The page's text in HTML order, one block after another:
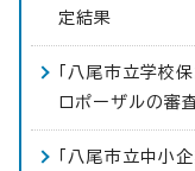
定結果
「八尾市立学校
ロポーザルの審
「八尾市立中小